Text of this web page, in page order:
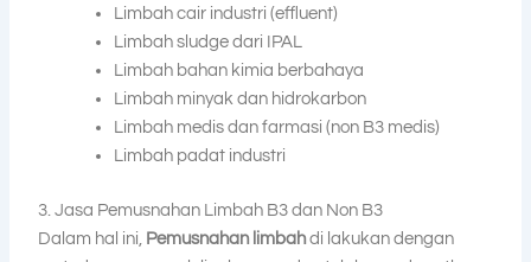
Limbah cair industri (effluent)
Limbah sludge dari IPAL
Limbah bahan kimia berbahaya
Limbah minyak dan hidrokarbon
Limbah medis dan farmasi (non B3 medis)
Limbah padat industri
3. Jasa Pemusnahan Limbah B3 dan Non B3
Dalam hal ini, Pemusnahan limbahdi lakukan dengan